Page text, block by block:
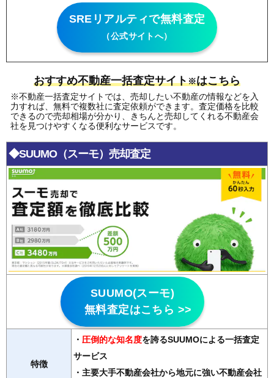
SREリアルティで無料査定
（公式サイトへ）
おすすめ不動産一括査定サイト※はこちら
※不動産一括査定サイトでは、売却したい不動産の情報などを入
力すれば、無料で複数社に査定依頼ができます。査定価格を比較
できるので売却相場が分かり、きちんと売却してくれる不動産会
社を見つけやすくなる便利なサービスです。
◆SUUMO（スーモ）売却査定
SUUMO(スーモ)
無料査定はこちら >>
特徴
・ 圧倒的な知名度を誇るSUUMOによる一括査定
サービス
・主要大手不動産会社から地元に強い不動産会社